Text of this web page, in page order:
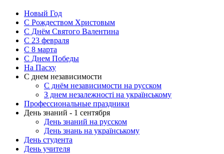
Новый Год
С Рождеством Христовым
С Днём Святого Валентина
С 23 февраля
C 8 марта
С Днем Победы
На Пасху
С днем независимости
С днём независимости на русском
З днем незалежності на українському
Профессиональные праздники
День знаний - 1 сентября
День знаний на русском
День знань на українському
День студента
День учителя